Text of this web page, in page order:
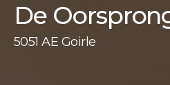
De
5051 AE Goirle